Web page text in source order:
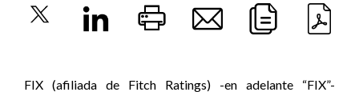
FIX (afiliada de Fitch Ratings) -en adelante “FIX”-